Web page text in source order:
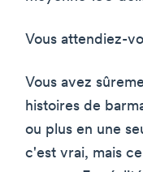
Vous attendiez-
Vous avez
histoires de
ou plus en une
c'est vrai, mais